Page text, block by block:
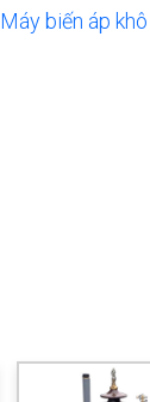
Máy biến áp khô